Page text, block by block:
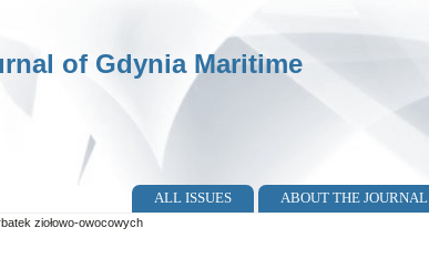
of Gdynia Maritime
ALL ISSUES
ABOUT THE JOURNAL
ziołowo-owocowych